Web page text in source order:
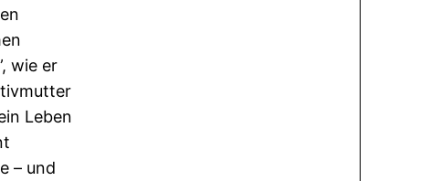
wie er
Leben
– und